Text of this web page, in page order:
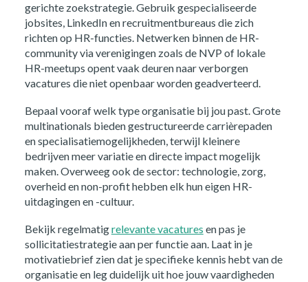
gerichte zoekstrategie. Gebruik gespecialiseerde
jobsites, LinkedIn en recruitmentbureaus die zich
richten op HR-functies. Netwerken binnen de HR-
community via verenigingen zoals de NVP of lokale
HR-meetups opent vaak deuren naar verborgen
vacatures die niet openbaar worden geadverteerd.
Bepaal vooraf welk type organisatie bij jou past. Grote
multinationals bieden gestructureerde carrièrepaden
en specialisatiemogelijkheden, terwijl kleinere
bedrijven meer variatie en directe impact mogelijk
maken. Overweeg ook de sector: technologie, zorg,
overheid en non-profit hebben elk hun eigen HR-
uitdagingen en -cultuur.
Bekijk regelmatigrelevante vacatures en pas je
sollicitatiestrategie aan per functie aan. Laat in je
motivatiebrief zien dat je specifieke kennis hebt van de
organisatie en leg duidelijk uit hoe jouw vaardigheden